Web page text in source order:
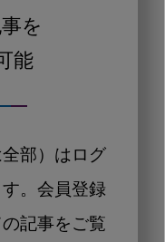
を
能
部）はログ
。会員登録
記事をご覧